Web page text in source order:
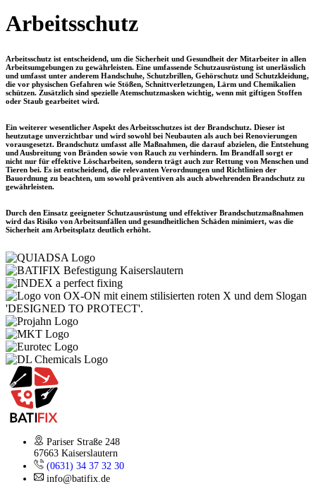
Arbeitsschutz
Arbeitsschutz ist entscheidend, um die Sicherheit und Gesundheit der Mitarbeiter in allen
Arbeitsumgebungen zu gewährleisten. Eine umfassende Schutzausrüstung ist unerlässlich
und umfasst unter anderem Handschuhe, Schutzbrillen, Gehörschutz und Schutzkleidung,
die vor physischen Gefahren wie Stößen, Schnittverletzungen, Lärm und Chemikalien
schützen. Zusätzlich sind spezielle Atemschutzmasken wichtig, wenn mit giftigen Stoffen
oder Staub gearbeitet wird.
Ein weiterer wesentlicher Aspekt des Arbeitsschutzes ist der Brandschutz. Dieser ist
heutzutage unverzichtbar und wird sowohl bei Neubauten als auch bei Renovierungen
vorausgesetzt. Brandschutz umfasst alle Maßnahmen, die darauf abzielen, die Entstehung
und Ausbreitung von Bränden sowie von Rauch zu verhindern. Im Brandfall sorgt er
nicht nur für effektive Löscharbeiten, sondern trägt auch zur Rettung von Menschen und
Tieren bei. Es ist entscheidend, die relevanten Verordnungen und Richtlinien der
Bauordnung zu beachten, um sowohl präventiven als auch abwehrenden Brandschutz zu
gewährleisten.
Durch den Einsatz geeigneter Schutzausrüstung und effektiver Brandschutzmaßnahmen
wird das Risiko von Arbeitsunfällen und gesundheitlichen Schäden minimiert, was die
Sicherheit am Arbeitsplatz deutlich erhöht.
Pariser Straße 248
67663 Kaiserslautern
(0631) 34 37 32 30
info@batifix.de